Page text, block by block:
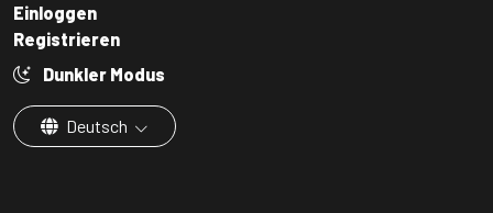
Einloggen
Registrieren
Dunkler Modus
Deutsch